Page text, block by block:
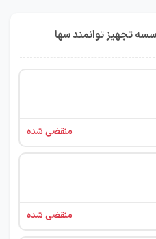
تجهیز توانمند سها
منقضی شده
منقضی شده